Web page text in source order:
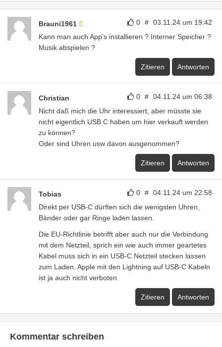
0 # 03.11.24 um 19:42
Brauni1961
Kann man auch App's installieren ? Interner Speicher ?
Musik abspielen ?
Zitieren Antworten
0 # 04.11.24 um 06:38
Christian
Nicht daß mich die Uhr interessiert, aber müsste sie
nicht eigentlich USB C haben um hier verkauft werden
zu können?
Oder sind Uhren usw davon ausgenommen?
Zitieren Antworten
0 # 04.11.24 um 22:58
Tobias
Direkt per USB-C dürften sich die wenigsten Uhren,
Bänder oder gar Ringe laden lassen.
Die EU-Richtlinie betrifft aber auch nur die Verbindung
mit dem Netzteil, sprich ein wie auch immer geartetes
Kabel muss sich in ein USB-C Netzteil stecken lassen
zum Laden. Apple mit den Lightning auf USB-C Kabeln
ist ja auch nicht verboten.
Zitieren Antworten
Kommentar schreiben